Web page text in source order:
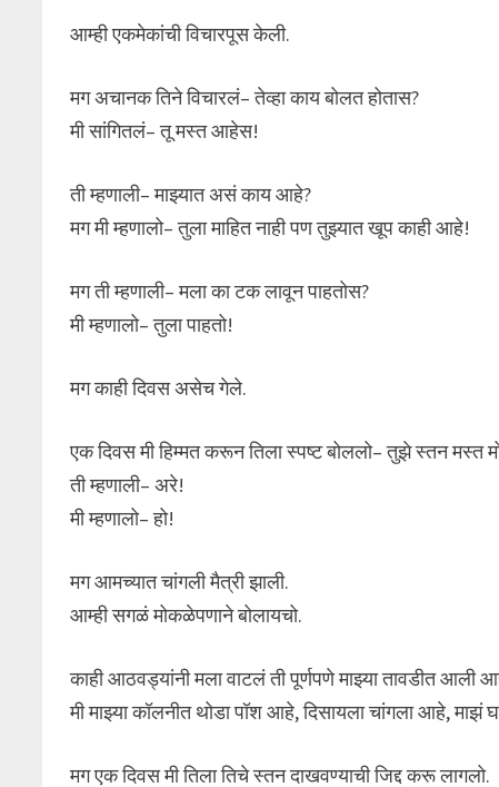
आम्ही एकमेकांची विचारपूस केली.
मग अचानक तिने विचारलं– तेव्हा काय बोलत होतास?
मी सांगितलं– तू मस्त आहेस!
ती म्हणाली– माझ्यात असं काय आहे?
मग मी म्हणालो– तुला माहित नाही पण तुझ्यात खूप काही आहे!
मग ती म्हणाली– मला का टक लावून पाहतोस?
मी म्हणालो– तुला पाहतो!
मग काही दिवस असेच गेले.
एक दिवस मी हिम्मत करून तिला स्पष्ट बोललो– तुझे स्तन मस्त
ती म्हणाली– अरे!
मी म्हणालो– हो!
मग आमच्यात चांगली मैत्री झाली.
आम्ही सगळं मोकळेपणाने बोलायचो.
काही आठवड्यांनी मला वाटलं ती पूर्णपणे माझ्या तावडीत आली
मी माझ्या कॉलनीत थोडा पॉश आहे, दिसायला चांगला आहे,
मग एक दिवस मी तिला तिचे स्तन दाखवण्याची जिद्द करू लागलो.